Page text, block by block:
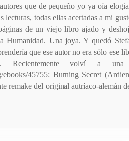
que de pequeño yo ya oía
lecturas, todas ellas acertadas a mi
de un viejo libro ajado y
Humanidad. Una joya. Y quedó
que ese autor no era sólo ese
volví a una
ebooks/45755: Burning Secret
remake del original autríaco-alemán